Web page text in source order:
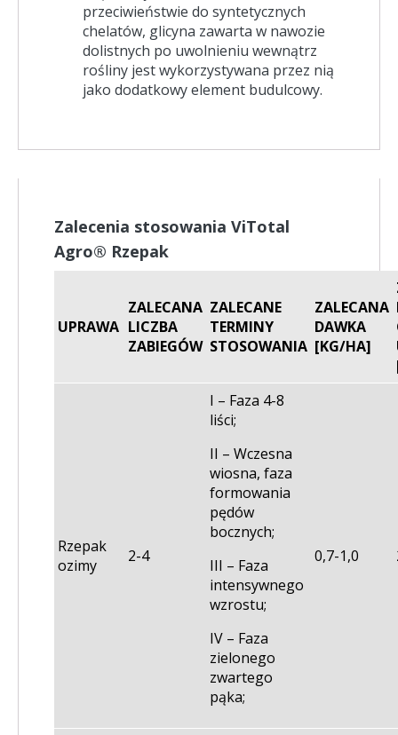
przeciwieństwie do syntetycznych
chelatów, glicyna zawarta w nawozie
dolistnych po uwolnieniu wewnątrz
rośliny jest wykorzystywana przez nią
jako dodatkowy element budulcowy.
Zalecenia stosowania ViTotal
Agro® Rzepak
UPRAWA
ZALECANA
LICZBA
ZABIEGÓW
ZALECANE
TERMINY
STOSOWANIA
ZALECANA
DAWKA
[KG/HA]
Rzepak
ozimy
2-4
I – Faza 4-8
liści;
II – Wczesna
wiosna, faza
formowania
pędów
bocznych;
III – Faza
intensywnego
wzrostu;
IV – Faza
zielonego
zwartego
pąka;
0,7-1,0